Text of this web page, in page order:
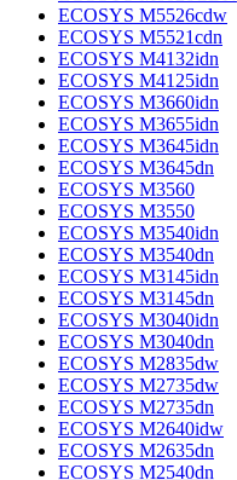
ECOSYS M5526cdw
ECOSYS M5521cdn
ECOSYS M4132idn
ECOSYS M4125idn
ECOSYS M3660idn
ECOSYS M3655idn
ECOSYS M3645idn
ECOSYS M3645dn
ECOSYS M3560
ECOSYS M3550
ECOSYS M3540idn
ECOSYS M3540dn
ECOSYS M3145idn
ECOSYS M3145dn
ECOSYS M3040idn
ECOSYS M3040dn
ECOSYS M2835dw
ECOSYS M2735dw
ECOSYS M2735dn
ECOSYS M2640idw
ECOSYS M2635dn
ECOSYS M2540dn